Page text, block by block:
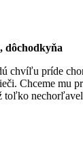
dôchodkyňa
chvíľu príde
Chceme mu
toľko